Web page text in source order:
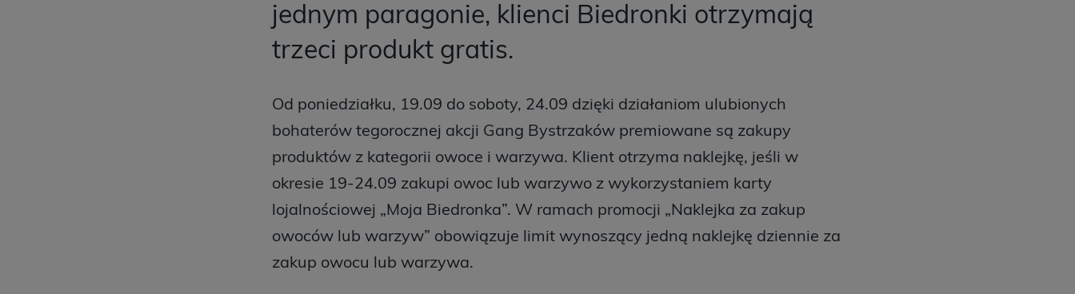
jednym paragonie, klienci Biedronki otrzymają
trzeci produkt gratis.
Od poniedziałku, 19.09 do soboty, 24.09 dzięki działaniom ulubionych
bohaterów tegorocznej akcji Gang Bystrzaków premiowane są zakupy
produktów z kategorii owoce i warzywa. Klient otrzyma naklejkę, jeśli w
okresie 19-24.09 zakupi owoc lub warzywo z wykorzystaniem karty
lojalnościowej „Moja Biedronka”. W ramach promocji „Naklejka za zakup
owoców lub warzyw” obowiązuje limit wynoszący jedną naklejkę dziennie za
zakup owocu lub warzywa.